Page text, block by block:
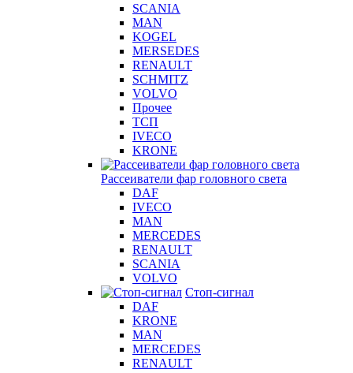
SCANIA
MAN
KOGEL
MERSEDES
RENAULT
SCHMITZ
VOLVO
Прочее
ТСП
IVECO
KRONE
Рассеиватели фар головного света
DAF
IVECO
MAN
MERCEDES
RENAULT
SCANIA
VOLVO
Стоп-сигнал
DAF
KRONE
MAN
MERCEDES
RENAULT